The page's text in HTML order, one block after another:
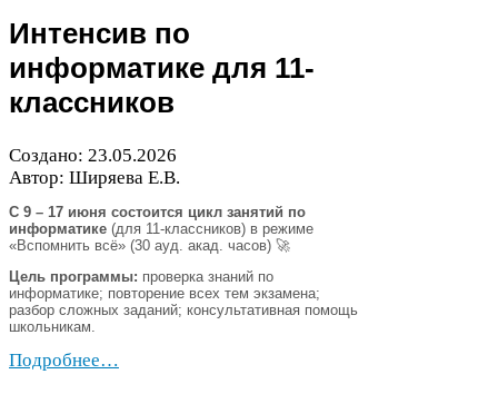
Интенсив по
информатике для 11-​
классников
Создано: 23.05.2026
Автор: Ширяева Е.В.
С 9 – 17 июня состоится цикл занятий по
информатике (для 11 -​классников) в режиме
«Вспомнить всё» (30 ауд. акад. часов) 🚀
Цель программы: проверка знаний по
информатике; повторение всех тем экзамена;
разбор сложных заданий; консультативная помощь
школьникам.
Подробнее…